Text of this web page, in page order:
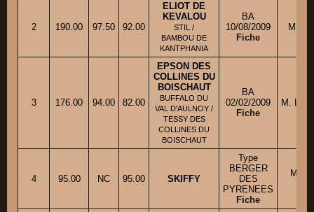
2 190.00 97.50 92.00
ELIOT DE
KEVALOU
STIL /
BAMBOU DE
KANTPHANIA
BA
10/08/2009
Fiche
M.
3 176.00 94.00 82.00
EPSON DES
COLLINES DU
BOISCHAUT
BUFFALO DU
VAL D'AULNOY /
TESSY DES
COLLINES DU
BOISCHAUT
BA
02/02/2009
Fiche
M.
4 95.00 NC 95.00 SKIFFY
Type
BERGER
DES
PYRENEES
Fiche
Mme